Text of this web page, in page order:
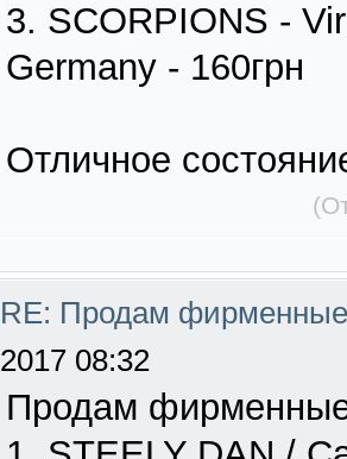
3. SCORPIONS -
Germany - 160грн
Отличное
RE: Продам
2017 08:32
Продам